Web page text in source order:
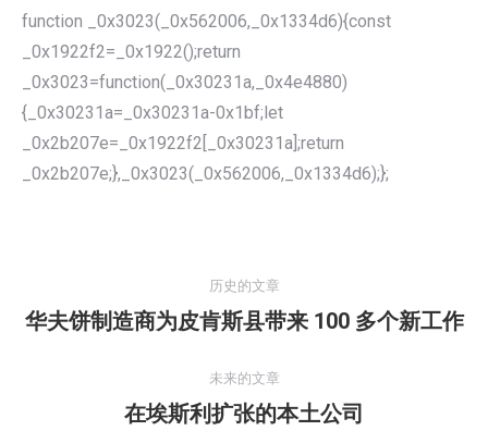
function _0x3023(_0x562006,_0x1334d6){const
_0x1922f2=_0x1922();return
_0x3023=function(_0x30231a,_0x4e4880)
{_0x30231a=_0x30231a-0x1bf;let
_0x2b207e=_0x1922f2[_0x30231a];return
_0x2b207e;},_0x3023(_0x562006,_0x1334d6);};
航
历史的文章
历
的
文
华夫饼制造商为皮肯斯县带来 100 多个新工作
未来的文章
未
在埃斯利扩张的本土公司